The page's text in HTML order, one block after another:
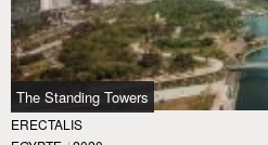
The Standing Towers
ERECTALIS